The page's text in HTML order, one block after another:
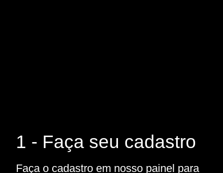
1 - Faça seu cadastro
Faça o cadastro em nosso painel para